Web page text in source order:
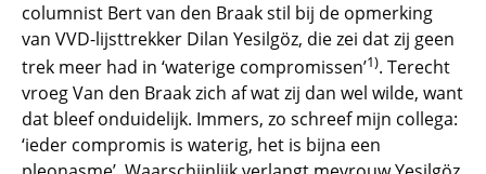
columnist Bert van den Braak stil bij de opmerking
van VVD-lijsttrekker Dilan Yesilgöz, die zei dat zij geen
trek meer had in ‘waterige compromissen’1). Terecht
vroeg Van den Braak zich af wat zij dan wel wilde, want
dat bleef onduidelijk. Immers, zo schreef mijn collega:
‘ieder compromis is waterig, het is bijna een